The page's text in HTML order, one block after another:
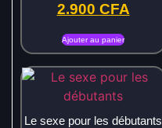
2.900 CFA
Ajouter au panier
Le sexe pour les débutants